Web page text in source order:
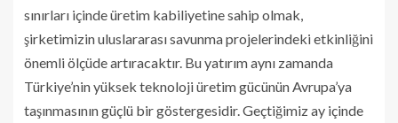
sınırları içinde üretim kabiliyetine sahip olmak,
şirketimizin uluslararası savunma projelerindeki etkinliğini
önemli ölçüde artıracaktır. Bu yatırım aynı zamanda
Türkiye’nin yüksek teknoloji üretim gücünün Avrupa’ya
taşınmasının güçlü bir göstergesidir. Geçtiğimiz ay içinde